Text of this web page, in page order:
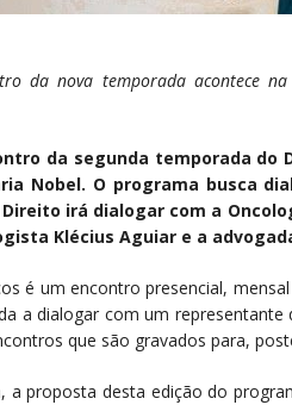
da nova temporada acontece
da segunda temporada do
Nobel. O programa busca
irá dialogar com a
Klécius Aguiar e a
é um encontro presencial,
a dialogar com um
que são gravados para,
a proposta desta edição do